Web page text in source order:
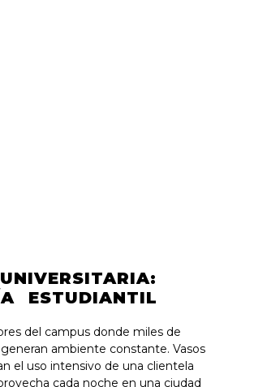
ESTUDIANTIL
del campus donde miles de
ambiente constante. Vasos
el uso intensivo de una clientela
cada noche en una ciudad